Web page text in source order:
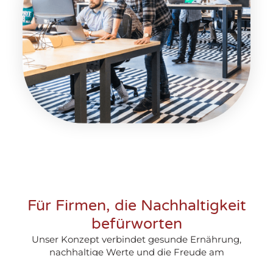
Für Firmen, die Nachhaltigkeit
befürworten
Unser Konzept verbindet gesunde Ernährung,
nachhaltige Werte und die Freude am